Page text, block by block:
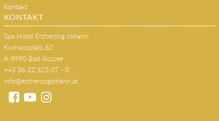
Kontakt
KONTAKT
Spa Hotel Erzherzog Johann
Kurhausplatz 62
A-8990 Bad Aussee
+43 36 22 525 07 - 0
info@erzherzogjohann.at